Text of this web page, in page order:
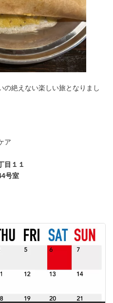
の絶えない楽しい旅となりまし
ア
目１１
号室